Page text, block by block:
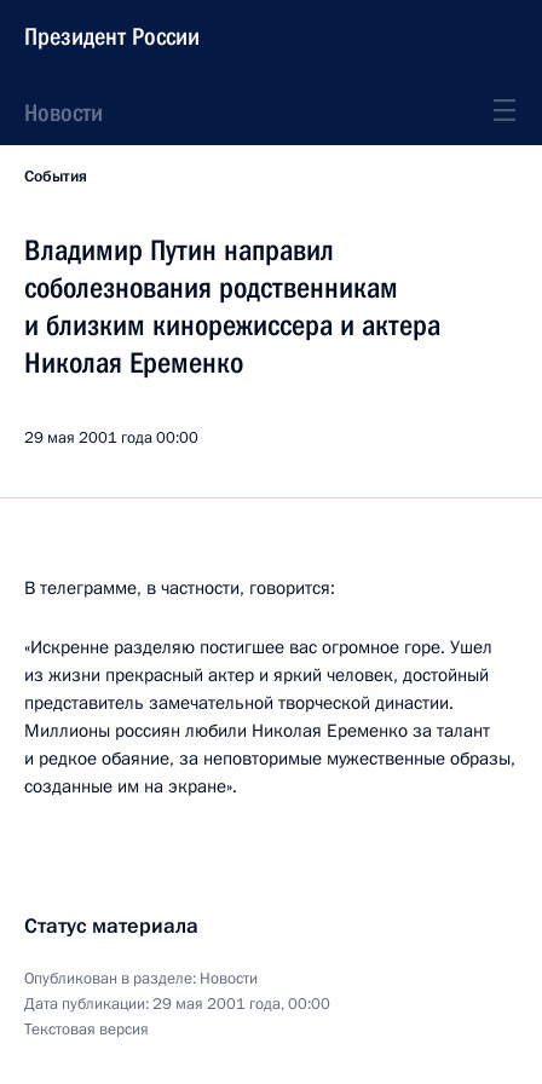
Президент России
Новости
События
Владимир Путин направил
соболезнования родственникам
и близким кинорежиссера и актера
Николая Еременко
29 мая 2001 года00:00
В телеграмме, в частности, говорится:
«Искренне разделяю постигшее вас огромное горе. Ушел
из жизни прекрасный актер и яркий человек, достойный
представитель замечательной творческой династии.
Миллионы россиян любили Николая Еременко за талант
и редкое обаяние, за неповторимые мужественные образы,
созданные им на экране».
Статус материала
Опубликован в разделе: Новости
Дата публикации:29 мая 2001 года, 00:00
Текстовая версия